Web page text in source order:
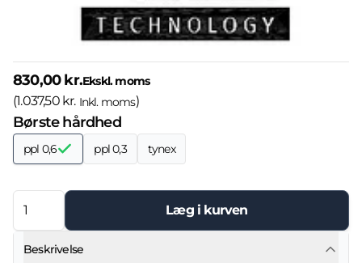
830,00 kr.Ekskl. moms
(1.037,50 kr. Inkl. moms)
Børste hårdhed
ppl 0,6 ppl 0,3 tynex
Læg i kurven
Beskrivelse